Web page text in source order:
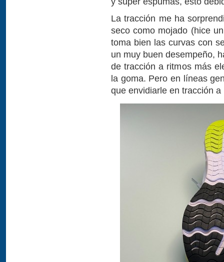
La tracción me ha
seco como mojado (hice
toma bien las curvas con
un muy buen desempeño,
de tracción a ritmos más
la goma. Pero en líneas
que envidiarle en tracción